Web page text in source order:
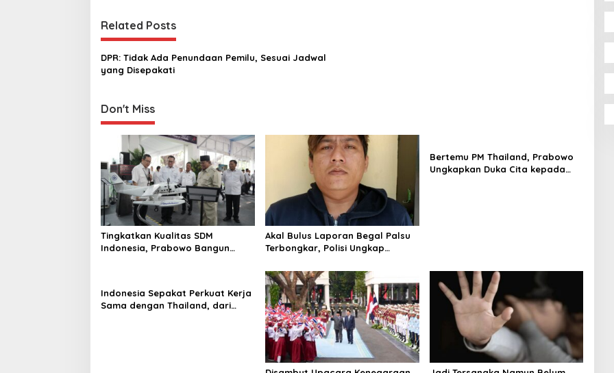
n
a
v
i
a
t
i
o
n
Related Posts
DPR: Tidak Ada Penundaan Pemilu, Sesuai Jadwal
yang Disepakati
Don't Miss
Tingkatkan Kualitas SDM
Indonesia, Prabowo Bangun
Akal Bulus Laporan Begal Palsu
Terbongkar, Polisi Ungkap
untuk Crypto
Bertemu PM Thailand, Prabowo
Ungkapkan Duka Cita kepada
Indonesia Sepakat Perkuat Kerja
Sama dengan Thailand, dari